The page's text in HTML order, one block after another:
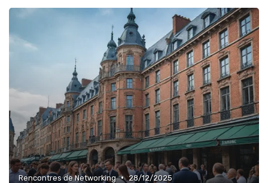
Rencontres de Networking • 28/12/2025
→ Je rejoins le club
* En rejoignant le club, j'accepte de recevoir les emails
de B2B Insiders et les offres de ses partenaires.
Non merci, peut-être plus tard